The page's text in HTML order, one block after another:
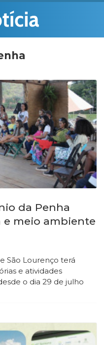
da Penha
e meio ambiente
São Lourenço terá
e atividades
o dia 29 de julho